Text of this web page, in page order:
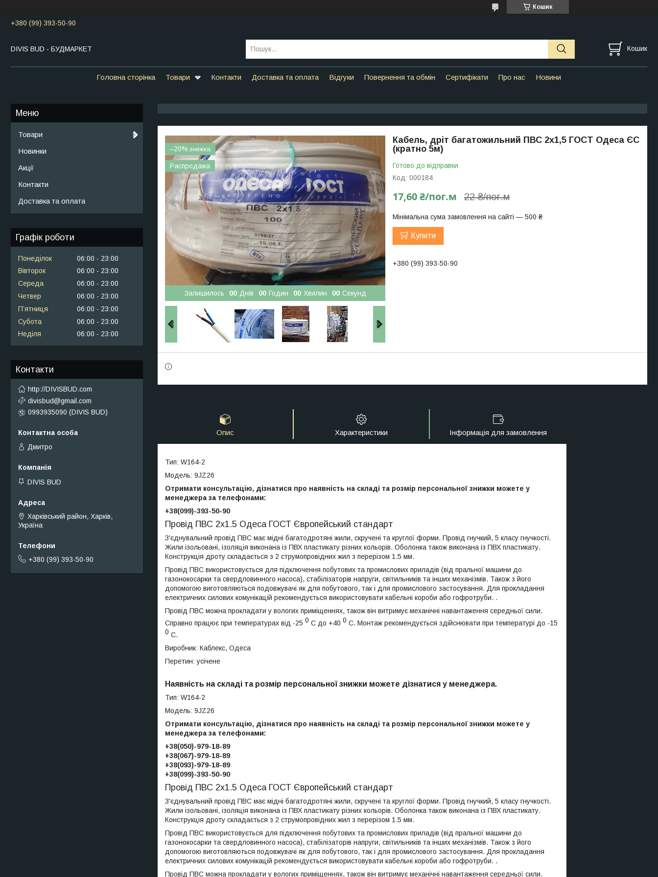
Кошик
+380 (99) 393-50-90
DIVIS BUD - БУДМАРКЕТ Кошик
Головна сторінка Товари Контакти Доставка та оплата Відгуки Повернення та обмін Сертифікати Про нас Новини
Распродажа
–20%
Залишилось 00 Днів 00 Годин 00 Хвилин 00 Секунд
Кабель, дріт багатожильний ПВС 2х1,5 ГОСТ Одеса ЄС
(кратно 5м)
Готово до відправки
Код: 000184
22 ₴/пог.м
17,60 ₴/пог.м
Мінімальна сума замовлення на сайті — 500 ₴
Купити
+380 (99) 393-50-90
Опис Характеристики Інформація для замовлення
Тип: W164-2
Модель: 9JZ26
Отримати консультацію, дізнатися про наявність на складі та розмір персональної знижки можете у
менеджера за телефонами:
+38(099)-393-50-90
Провід ПВС 2х1.5 Одеса ГОСТ Європейський стандарт
З'єднувальний провід ПВС має мідні багатодротяні жили, скручені та круглої форми. Провід гнучкий, 5 класу гнучкості.
Жили ізольовані, ізоляція виконана із ПВХ пластикату різних кольорів. Оболонка також виконана із ПВХ пластикату.
Конструкція дроту складається з 2 струмопровідних жил з перерізом 1.5 мм.
Провід ПВС використовується для підключення побутових та промислових приладів (від пральної машини до
газонокосарки та свердловинного насоса), стабілізаторів напруги, світильників та інших механізмів. Також з його
допомогою виготовляються подовжувачі як для побутового, так і для промислового застосування. Для прокладання
електричних силових комунікацій рекомендується використовувати кабельні короби або гофротруби. .
Провід ПВС можна прокладати у вологих приміщеннях, також він витримує механічні навантаження середньої сили.
Справно працює при температурах від -25 0 С до +40 0 С. Монтаж рекомендується здійснювати при температурі до -15
0 С.
Виробник: Каблекс, Одеса
Перетин: усічене
Наявність на складі та розмір персональної знижки можете дізнатися у менеджера.
Тип: W164-2
Модель: 9JZ26
Отримати консультацію, дізнатися про наявність на складі та розмір персональної знижки можете у
менеджера за телефонами:
+38(050)-979-18-89
+38(067)-979-18-89
+38(093)-979-18-89
+38(099)-393-50-90
Провід ПВС 2х1.5 Одеса ГОСТ Європейський стандарт
З'єднувальний провід ПВС має мідні багатодротяні жили, скручені та круглої форми. Провід гнучкий, 5 класу гнучкості.
Жили ізольовані, ізоляція виконана із ПВХ пластикату різних кольорів. Оболонка також виконана із ПВХ пластикату.
Конструкція дроту складається з 2 струмопровідних жил з перерізом 1.5 мм.
Провід ПВС використовується для підключення побутових та промислових приладів (від пральної машини до
газонокосарки та свердловинного насоса), стабілізаторів напруги, світильників та інших механізмів. Також з його
допомогою виготовляються подовжувачі як для побутового, так і для промислового застосування. Для прокладання
електричних силових комунікацій рекомендується використовувати кабельні короби або гофротруби. .
Провід ПВС можна прокладати у вологих приміщеннях, також він витримує механічні навантаження середньої сили.
Товари
Новинки
Акції
Контакти
Доставка та оплата
Графік роботи
Понеділок 06:00
23:00
Вівторок
06:00
23:00
Середа
06:00
23:00
Четвер
06:00
23:00
Пʼятниця
06:00
23:00
Субота
06:00
23:00
Неділя
06:00 23:00
Контакти
http://DIVISBUD.com
divisbud@gmail.com
0993935090 (DIVIS BUD)
Дмитро
DIVIS BUD
Харківський район, Харків,
Україна
+380 (99) 393-50-90